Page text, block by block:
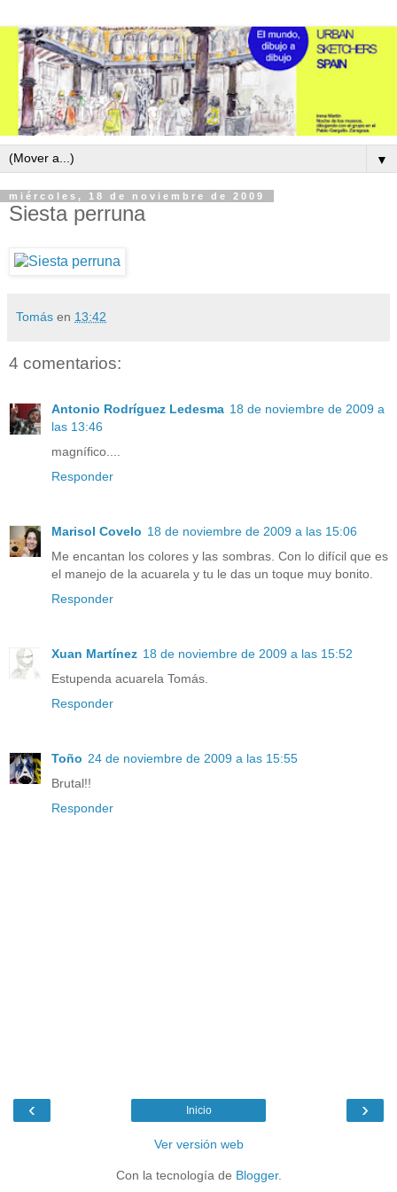
▼
miércoles, 18 de noviembre de 2009
Siesta perruna
Tomás en 13:42
4 comentarios:
Antonio Rodríguez Ledesma 18 de noviembre de 2009 a
las 13:46
magnífico....
Responder
Marisol Covelo 18 de noviembre de 2009 a las 15:06
Me encantan los colores y las sombras. Con lo difícil que es
el manejo de la acuarela y tu le das un toque muy bonito.
Responder
Xuan Martínez 18 de noviembre de 2009 a las 15:52
Estupenda acuarela Tomás.
Responder
Toño 24 de noviembre de 2009 a las 15:55
Brutal!!
Responder
‹ ›
Inicio
Ver versión web
Con la tecnología de Blogger.